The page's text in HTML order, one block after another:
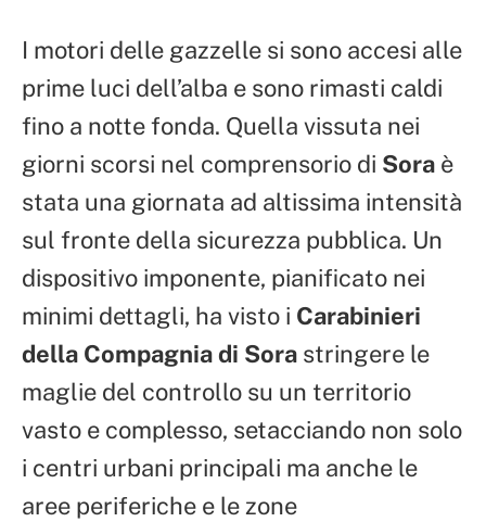
I motori delle gazzelle si sono accesi alle
prime luci dell’alba e sono rimasti caldi
fino a notte fonda. Quella vissuta nei
giorni scorsi nel comprensorio di Sora è
stata una giornata ad altissima intensità
sul fronte della sicurezza pubblica. Un
dispositivo imponente, pianificato nei
minimi dettagli, ha visto i Carabinieri
della Compagnia di Sora stringere le
maglie del controllo su un territorio
vasto e complesso, setacciando non solo
i centri urbani principali ma anche le
aree periferiche e le zone